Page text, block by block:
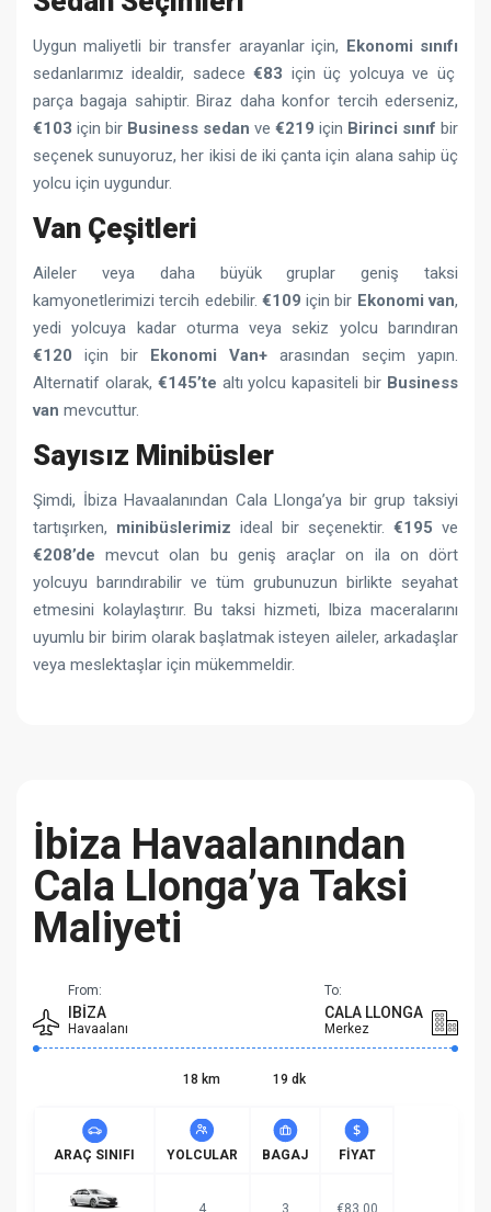
Uygun maliyetli bir transfer arayanlar için, Ekonomi sınıfı
sedanlarımız idealdir, sadece€83 için üç yolcuya ve üç
parça bagaja sahiptir. Biraz daha konfor tercih ederseniz,
€103 için bir Business sedan ve €219 için Birinci sınıf bir
seçenek sunuyoruz, her ikisi de iki çanta için alana sahip üç
yolcu için uygundur.
Van Çeşitleri
Aileler veya daha büyük gruplar geniş taksi
kamyonetlerimizi tercih edebilir. €109 için bir Ekonomi van,
yedi yolcuya kadar oturma veya sekiz yolcu barındıran
€120 için bir Ekonomi Van+ arasından seçim yapın.
Alternatif olarak, €145’te altı yolcu kapasiteli bir Business
van mevcuttur.
Sayısız Minibüsler
Şimdi, İbiza Havaalanından Cala Llonga’ya bir grup taksiyi
tartışırken, minibüslerimiz ideal bir seçenektir. €195 ve
€208’de mevcut olan bu geniş araçlar on ila on dört
yolcuyu barındırabilir ve tüm grubunuzun birlikte seyahat
etmesini kolaylaştırır. Bu taksi hizmeti, Ibiza maceralarını
uyumlu bir birim olarak başlatmak isteyen aileler, arkadaşlar
veya meslektaşlar için mükemmeldir.
İbiza Havaalanından
Cala Llonga’ya Taksi
Maliyeti
From:
IBIZA
Havaalanı
To:
CALA LLONGA
Merkez
18 km 19 dk
ARAÇ SINIFI YOLCULAR BAGAJ FIYAT
4 3 €83.00